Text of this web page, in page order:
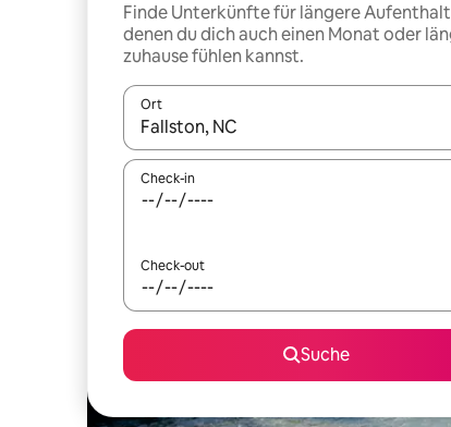
Finde Unterkünfte für längere
denen du dich auch einen Monat oder
zuhause fühlen kannst.
Ort
Wenn Ergebnisse verfügbar sind, navigiere
Check-in
Check-out
Suche